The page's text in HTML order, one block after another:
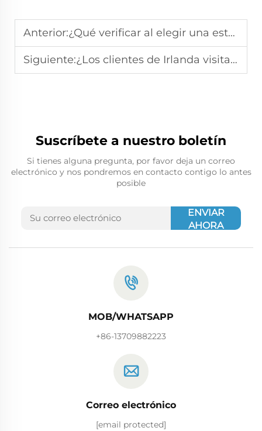
Anterior:¿Qué verificar al elegir una estructura de acero para fábrica?
Siguiente:¿Los clientes de Irlanda visitan la fábrica de estructuras de acero? Pedido confirmado
Suscríbete a nuestro boletín
Si tienes alguna pregunta, por favor deja un correo
electrónico y nos pondremos en contacto contigo lo antes
posible
ENVIAR
AHORA
MOB/WHATSAPP
+86-13709882223
Correo electrónico
[email protected]